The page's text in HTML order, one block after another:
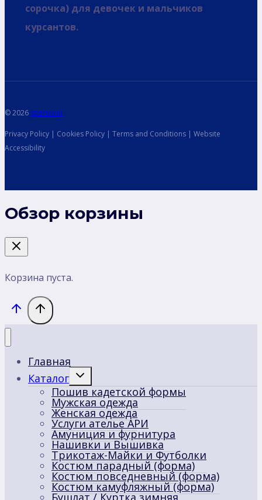
сорочка) для девочек и мальчиков
курсантов.
© 2026 spetsvoin
Privacy Policy | Cookies Policy | Terms and Conditions | Website
Accessibility
Обзор корзины
Корзина пуста.
Главная
Каталог
Переключить
меню
Пошив кадетской формы
Мужская одежда
Женская одежда
Услуги ателье АРИ
Амуниция и фурнитура
Нашивки и Вышивка
Трикотаж-Майки и Футболки
Костюм парадный (форма)
Костюм повседневный (форма)
Костюм камуфляжный (форма)